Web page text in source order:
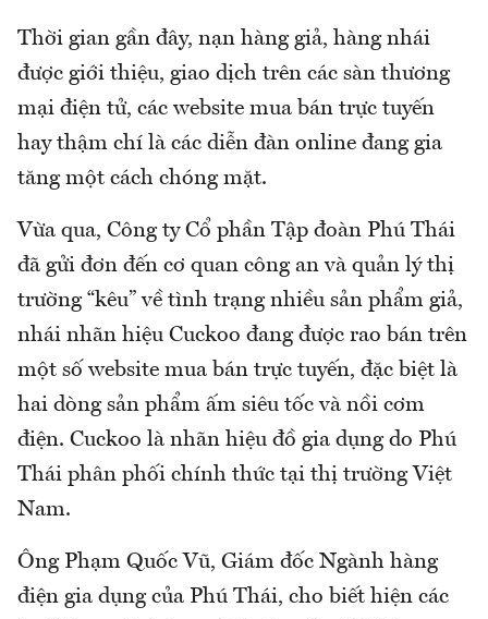
Thời gian gần đây, nạn hàng giả, hàng nhái
được giới thiệu, giao dịch trên các sàn thương
mại điện tử, các website mua bán trực tuyến
hay thậm chí là các diễn đàn online đang gia
tăng một cách chóng mặt.
Vừa qua, Công ty Cổ phần Tập đoàn Phú Thái
đã gửi đơn đến cơ quan công an và quản lý thị
trường “kêu” về tình trạng nhiều sản phẩm giả,
nhái nhãn hiệu Cuckoo đang được rao bán trên
một số website mua bán trực tuyến, đặc biệt là
hai dòng sản phẩm ấm siêu tốc và nồi cơm
điện. Cuckoo là nhãn hiệu đồ gia dụng do Phú
Thái phân phối chính thức tại thị trường Việt
Nam.
Ông Phạm Quốc Vũ, Giám đốc Ngành hàng
điện gia dụng của Phú Thái, cho biết hiện các